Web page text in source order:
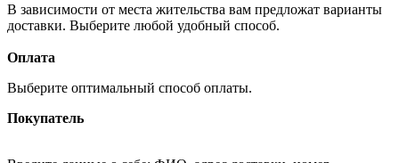
В зависимости от места жительства вам предложат варианты
доставки. Выберите любой удобный способ.
Оплата
Выберите оптимальный способ оплаты.
Покупатель